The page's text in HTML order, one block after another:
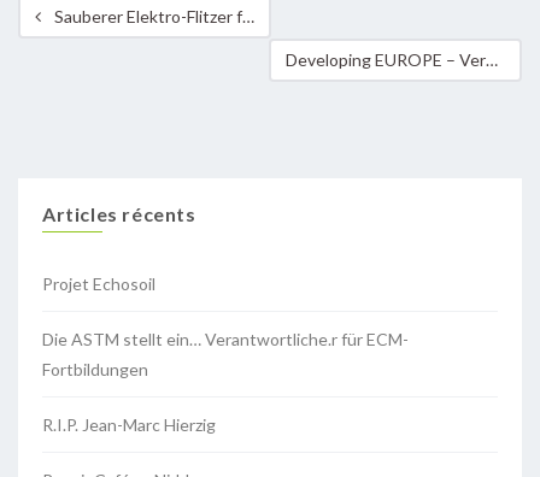
Sauberer Elektro-Flitzer für Mamer
Developing EUROPE – Versorgungssicherheit vor Ort stärken
Articles récents
Projet Echosoil
Die ASTM stellt ein… Verantwortliche.r für ECM-
Fortbildungen
R.I.P. Jean-Marc Hierzig